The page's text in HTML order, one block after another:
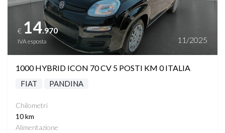
€ 14 .970
IVA esposta 11/2025
1000 HYBRID ICON 70 CV 5 POSTI KM 0 ITALIA
FIAT PANDINA
Chilometri
10 km
Alimentazione